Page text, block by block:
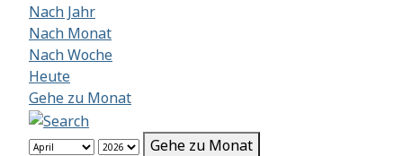
Nach Jahr
Nach Monat
Nach Woche
Heute
Gehe zu Monat
Gehe zu Monat